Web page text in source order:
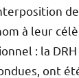
à leur
: la
ont